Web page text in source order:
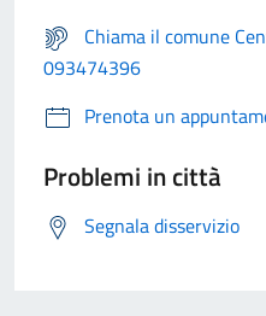
Chiama il comune
093474396
Prenota un
Problemi in città
Segnala disservizio